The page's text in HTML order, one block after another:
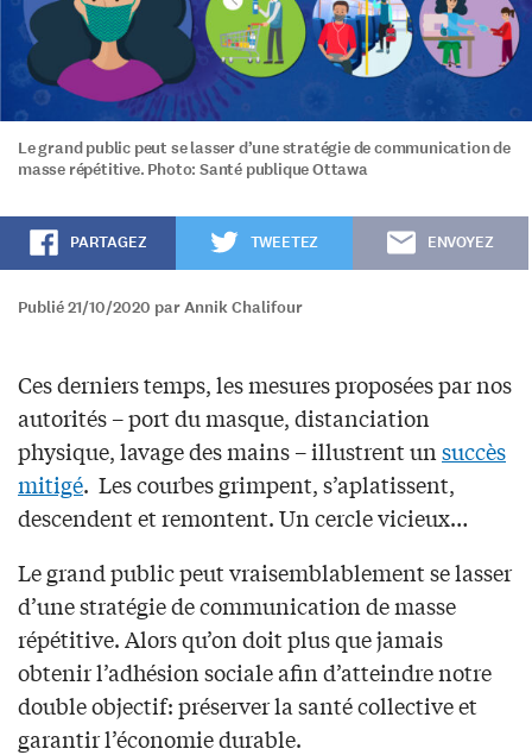
Le grand public peut se lasser d’une stratégie de communication de
masse répétitive. Photo: Santé publique Ottawa
PARTAGEZ TWEETEZ ENVOYEZ
Publié 21/10/2020 par Annik Chalifour
Ces derniers temps, les mesures proposées par nos
autorités – port du masque, distanciation
physique, lavage des mains – illustrent unsuccès
mitigé. Les courbes grimpent, s’aplatissent,
descendent et remontent. Un cercle vicieux…
Le grand public peut vraisemblablement se lasser
d’une stratégie de communication de masse
répétitive. Alors qu’on doit plus que jamais
obtenir l’adhésion sociale afin d’atteindre notre
double objectif: préserver la santé collective et
garantir l’économie durable.